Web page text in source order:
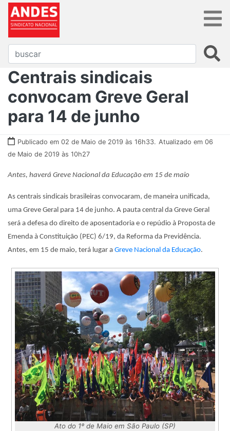
Centrais sindicais
convocam Greve Geral
para 14 de junho
Publicado em 02 de Maio de 2019 às 16h33. Atualizado em 06
de Maio de 2019 às 10h27
Antes, haverá Greve Nacional da Educação em 15 de maio
As centrais sindicais brasileiras convocaram, de maneira unificada,
uma Greve Geral para 14 de junho. A pauta central da Greve Geral
será a defesa do direito de aposentadoria e o repúdio à Proposta de
Emenda à Constituição (PEC) 6/19, da Reforma da Previdência.
Antes, em 15 de maio, terá lugar a Greve Nacional da Educação.
Ato do 1º de Maio em São Paulo (SP)